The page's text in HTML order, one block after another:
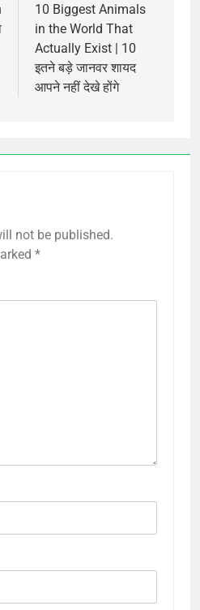
10 Biggest Animals
in the World That
Actually Exist | 10
इतने बड़े जानवर शायद
आपने नहीं देखे होंगे
not be published.
*